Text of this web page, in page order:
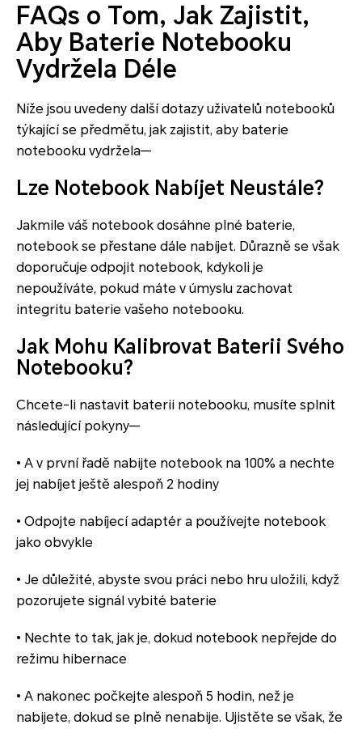
FAQs o Tom, Jak Zajistit,
Aby Baterie Notebooku
Vydržela Déle
Níže jsou uvedeny další dotazy uživatelů notebooků
týkající se předmětu, jak zajistit, aby baterie
notebooku vydržela—
Lze Notebook Nabíjet Neustále?
Jakmile váš notebook dosáhne plné baterie,
notebook se přestane dále nabíjet. Důrazně se však
doporučuje odpojit notebook, kdykoli je
nepoužíváte, pokud máte v úmyslu zachovat
integritu baterie vašeho notebooku.
Jak Mohu Kalibrovat Baterii Svého
Notebooku?
Chcete-li nastavit baterii notebooku, musíte splnit
následující pokyny—
• A v první řadě nabijte notebook na 100% a nechte
jej nabíjet ještě alespoň 2 hodiny
• Odpojte nabíjecí adaptér a používejte notebook
jako obvykle
• Je důležité, abyste svou práci nebo hru uložili, když
pozorujete signál vybité baterie
• Nechte to tak, jak je, dokud notebook nepřejde do
režimu hibernace
• A nakonec počkejte alespoň 5 hodin, než je
nabijete, dokud se plně nenabije. Ujistěte se však, že